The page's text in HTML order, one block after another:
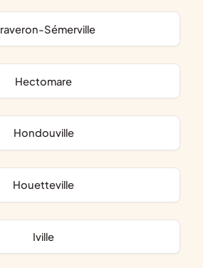
Graveron-Sémerville
Hectomare
Hondouville
Houetteville
Iville